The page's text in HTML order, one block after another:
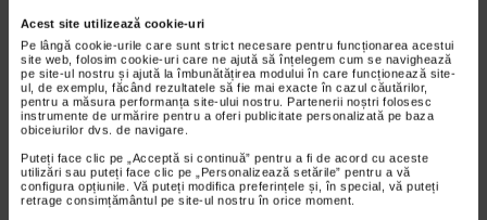
Acest site utilizează cookie-uri
Pe lângă cookie-urile care sunt strict necesare pentru funcționarea acestui
site web, folosim cookie-uri care ne ajută să înțelegem cum se navighează
pe site-ul nostru și ajută la îmbunătățirea modului în care funcționează site-
ul, de exemplu, făcând rezultatele să fie mai exacte în cazul căutărilor,
pentru a măsura performanța site-ului nostru. Partenerii noștri folosesc
instrumente de urmărire pentru a oferi publicitate personalizată pe baza
obiceiurilor dvs. de navigare.
Puteți face clic pe „Acceptă si continuă” pentru a fi de acord cu aceste
utilizări sau puteți face clic pe „Personalizează setările” pentru a vă
configura opțiunile. Vă puteți modifica preferințele și, în special, vă puteți
retrage consimțământul pe site-ul nostru în orice moment.